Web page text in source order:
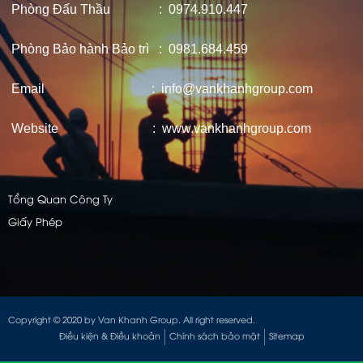
Phòng Đấu Thầu : 0974.910.447
Phòng Bảo hành Bảo trì : 0981.684.459
Email : info@vankhanhgroup.com
Website : www.vankhanhgroup.com
Tổng Quan Công Ty
Giấy Phép
Copyright © 2020 by Van Khanh Group. All right reserved.
Điều kiện & Điều khoản
Chính sách bảo mật Sitemap